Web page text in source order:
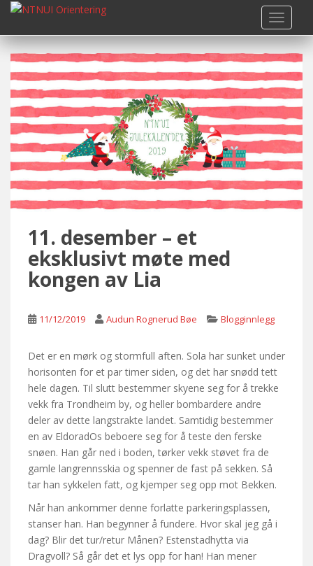
i
11. desember – et
eksklusivt møte med
kongen av Lia
11/12/2019 Audun Rognerud Bøe Blogginnlegg
Det er en mørk og stormfull aften. Sola har sunket under
horisonten for et par timer siden, og det har snødd tett
hele dagen. Til slutt bestemmer skyene seg for å trekke
vekk fra Trondheim by, og heller bombardere andre
deler av dette langstrakte landet. Samtidig bestemmer
en av EldoradOs beboere seg for å teste den ferske
snøen. Han går ned i boden, tørker vekk støvet fra de
gamle langrennsskia og spenner de fast på sekken. Så
tar han sykkelen fatt, og kjemper seg opp mot Bekken.
Når han ankommer denne forlatte parkeringsplassen,
stanser han. Han begynner å fundere. Hvor skal jeg gå i
dag? Blir det tur/retur Månen? Estenstadhytta via
Dragvoll? Så går det et lys opp for han! Han mener